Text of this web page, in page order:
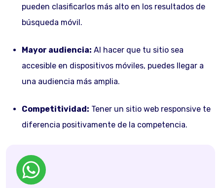
pueden clasificarlos más alto en los resultados de
búsqueda móvil.
Mayor audiencia: Al hacer que tu sitio sea
accesible en dispositivos móviles, puedes llegar a
una audiencia más amplia.
Competitividad: Tener un sitio web responsive te
diferencia positivamente de la competencia.